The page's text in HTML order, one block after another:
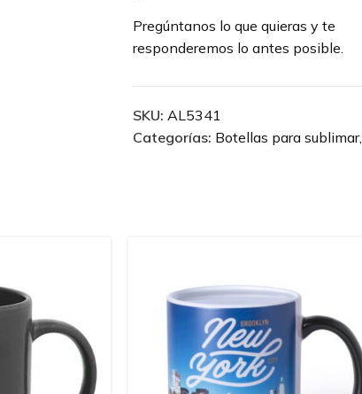
Pregúntanos lo que quieras y te
responderemos lo antes posible.
SKU: AL5341
Categorías: Botellas para sublimar,